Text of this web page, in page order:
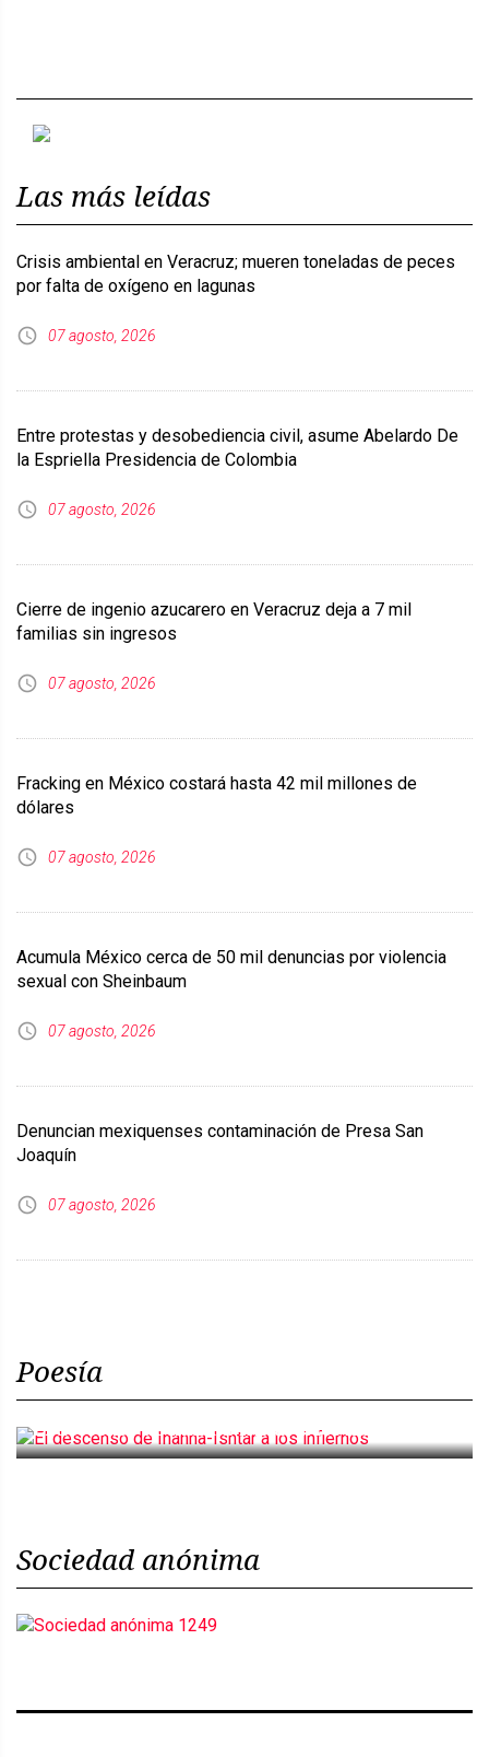
Las más leídas
Crisis ambiental en Veracruz; mueren toneladas de peces
por falta de oxígeno en lagunas
07 agosto, 2026
Entre protestas y desobediencia civil, asume Abelardo De
la Espriella Presidencia de Colombia
07 agosto, 2026
Cierre de ingenio azucarero en Veracruz deja a 7 mil
familias sin ingresos
07 agosto, 2026
Fracking en México costará hasta 42 mil millones de
dólares
07 agosto, 2026
Acumula México cerca de 50 mil denuncias por violencia
sexual con Sheinbaum
07 agosto, 2026
Denuncian mexiquenses contaminación de Presa San
Joaquín
07 agosto, 2026
Poesía
El descenso de Inanna-Ishtar a los infiernos
Sociedad anónima